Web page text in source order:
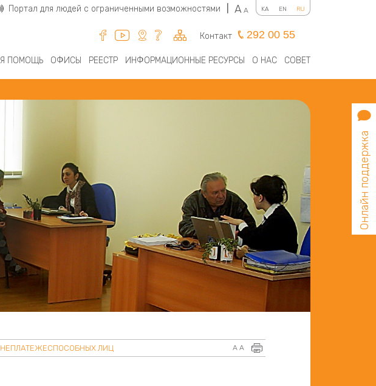
Портал для людей с ограниченными возможностями A A KA EN RU
Контакт 292 00 55
ПОМОЩЬ ОФИСЫ РЕЕСТР ИНФОРМАЦИОННЫЕ РЕСУРСЫ О НАС СОВЕТ
Онлайн поддержка
НЕПЛАТЕЖЕСПОСОБНЫХ ЛИЦ A A